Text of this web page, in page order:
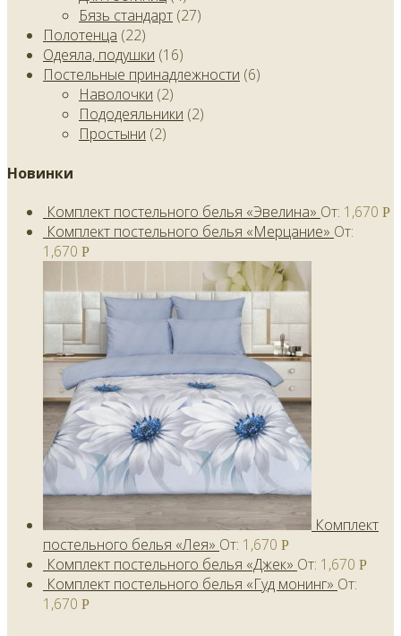
Бязь стандарт (27)
Полотенца (22)
Одеяла, подушки (16)
Постельные принадлежности (6)
Наволочки (2)
Пододеяльники (2)
Простыни (2)
Новинки
Комплект постельного белья «Эвелина» От: 1,670 Р
Комплект постельного белья «Мерцание» От:
1,670 Р
Комплект
постельного белья «Лея» От: 1,670 Р
Комплект постельного белья «Джек» От: 1,670 Р
Комплект постельного белья «Гуд монинг» От:
1,670 Р